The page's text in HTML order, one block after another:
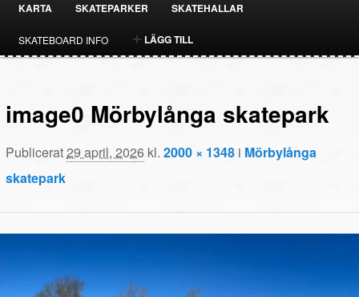
HOPPA
TILL
HOPPA
TILL
KARTA SKATEPARKER SKATEHALLAR
SKATEBOARD INFO LÄGG TILL
image0 Mörbylånga skatepark
Publicerat29 april, 2026 kl.2000 × 1348 i Mörbylånga
skatepark